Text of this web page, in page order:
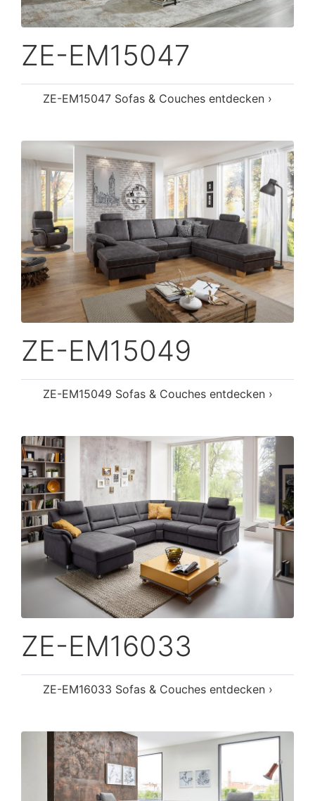
ZE-EM15047
ZE-EM15047 Sofas & Couches entdecken ›
ZE-EM15049
ZE-EM15049 Sofas & Couches entdecken ›
ZE-EM16033
ZE-EM16033 Sofas & Couches entdecken ›